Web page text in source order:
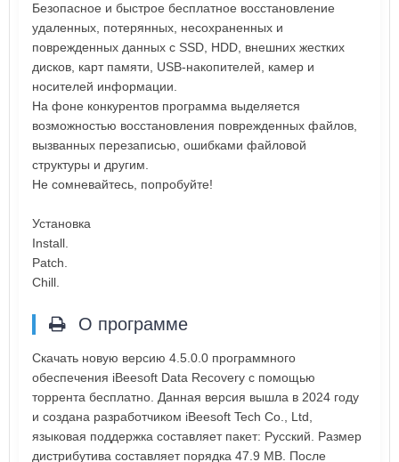
Безопасное и быстрое бесплатное восстановление
удаленных, потерянных, несохраненных и
поврежденных данных с SSD, HDD, внешних жестких
дисков, карт памяти, USB-накопителей, камер и
носителей информации.
На фоне конкурентов программа выделяется
возможностью восстановления поврежденных файлов,
вызванных перезаписью, ошибками файловой
структуры и другим.
Не сомневайтесь, попробуйте!
Установка
Install.
Patch.
Chill.
О программе
Скачать новую версию 4.5.0.0 программного
обеспечения iBeesoft Data Recovery с помощью
торрента бесплатно. Данная версия вышла в 2024 году
и создана разработчиком iBeesoft Tech Co., Ltd,
языковая поддержка составляет пакет: Русский. Размер
дистрибутива составляет порядка 47.9 MB. После